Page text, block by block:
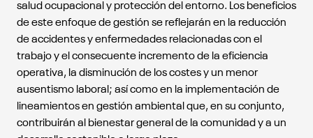
salud ocupacional y protección del entorno. Los beneficios
de este enfoque de gestión se reflejarán en la reducción
de accidentes y enfermedades relacionadas con el
trabajo y el consecuente incremento de la eficiencia
operativa, la disminución de los costes y un menor
ausentismo laboral; así como en la implementación de
lineamientos en gestión ambiental que, en su conjunto,
contribuirán al bienestar general de la comunidad y a un